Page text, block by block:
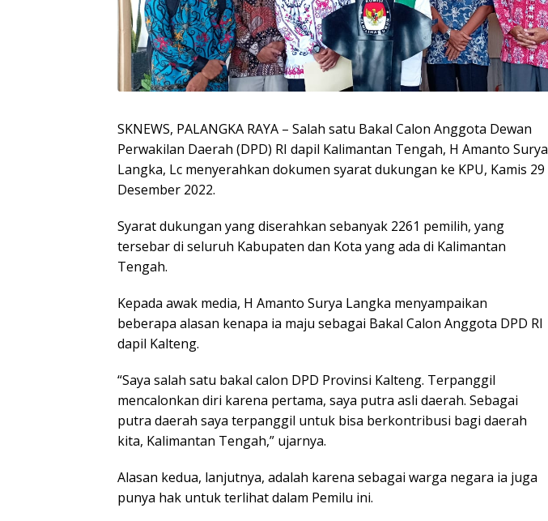
SKNEWS, PALANGKA RAYA – Salah satu Bakal Calon Anggota Dewan
Perwakilan Daerah (DPD) RI dapil Kalimantan Tengah, H Amanto Surya
Langka, Lc menyerahkan dokumen syarat dukungan ke KPU, Kamis 29
Desember 2022.
Syarat dukungan yang diserahkan sebanyak 2261 pemilih, yang
tersebar di seluruh Kabupaten dan Kota yang ada di Kalimantan
Tengah.
Kepada awak media, H Amanto Surya Langka menyampaikan
beberapa alasan kenapa ia maju sebagai Bakal Calon Anggota DPD RI
dapil Kalteng.
“Saya salah satu bakal calon DPD Provinsi Kalteng. Terpanggil
mencalonkan diri karena pertama, saya putra asli daerah. Sebagai
putra daerah saya terpanggil untuk bisa berkontribusi bagi daerah
kita, Kalimantan Tengah,” ujarnya.
Alasan kedua, lanjutnya, adalah karena sebagai warga negara ia juga
punya hak untuk terlihat dalam Pemilu ini.